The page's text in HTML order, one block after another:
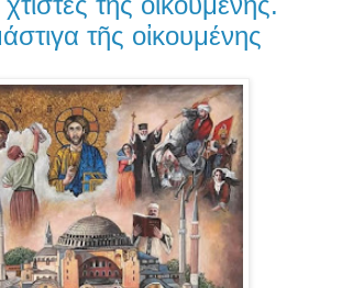
τῆς οἰκουμένης